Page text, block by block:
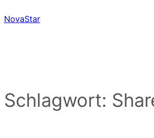
Inhalt
NovaStar
Schlagwort: